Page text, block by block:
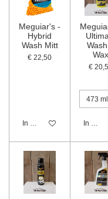
Meguiar's -
Hybrid
Wash Mitt
€ 22,50
In winkelwagen
Wax
€
In